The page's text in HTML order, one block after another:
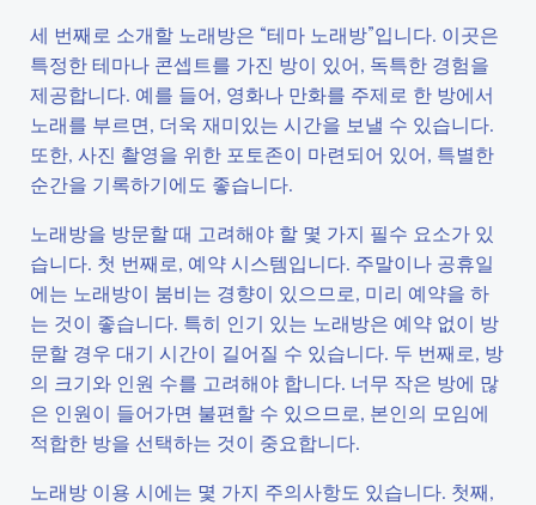
세 번째로 소개할 노래방은 “테마 노래방”입니다. 이곳은
특정한 테마나 콘셉트를 가진 방이 있어, 독특한 경험을
제공합니다. 예를 들어, 영화나 만화를 주제로 한 방에서
노래를 부르면, 더욱 재미있는 시간을 보낼 수 있습니다.
또한, 사진 촬영을 위한 포토존이 마련되어 있어, 특별한
순간을 기록하기에도 좋습니다.
노래방을 방문할 때 고려해야 할 몇 가지 필수 요소가 있
습니다. 첫 번째로, 예약 시스템입니다. 주말이나 공휴일
에는 노래방이 붐비는 경향이 있으므로, 미리 예약을 하
는 것이 좋습니다. 특히 인기 있는 노래방은 예약 없이 방
문할 경우 대기 시간이 길어질 수 있습니다. 두 번째로, 방
의 크기와 인원 수를 고려해야 합니다. 너무 작은 방에 많
은 인원이 들어가면 불편할 수 있으므로, 본인의 모임에
적합한 방을 선택하는 것이 중요합니다.
노래방 이용 시에는 몇 가지 주의사항도 있습니다. 첫째,